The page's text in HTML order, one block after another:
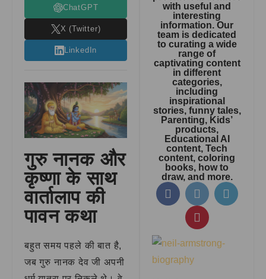
ChatGPT
X (Twitter)
LinkedIn
गुरु नानक और
कृष्णा के साथ
वार्तालाप की
पावन कथा
बहुत समय पहले की बात है,
जब गुरु नानक देव जी अपनी
with useful and
interesting
information. Our
team is dedicated
to curating a wide
range of
captivating content
in different
categories,
including
inspirational
stories, funny tales,
Parenting, Kids’
products,
Educational AI
content, Tech
content, coloring
books, how to
draw, and more.